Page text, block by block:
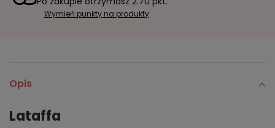
Wymień punkty na produkty
Opis
Lataffa